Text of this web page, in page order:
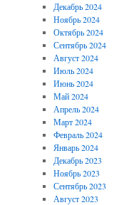
Декабрь 2024
Ноябрь 2024
Октябрь 2024
Сентябрь 2024
Август 2024
Июль 2024
Июнь 2024
Май 2024
Апрель 2024
Март 2024
Февраль 2024
Январь 2024
Декабрь 2023
Ноябрь 2023
Сентябрь 2023
Август 2023